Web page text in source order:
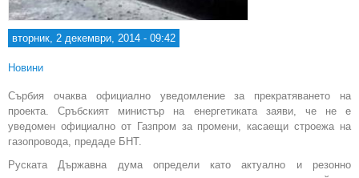
вторник, 2 декември, 2014 - 09:42
Новини
Сърбия очаква официално уведомление за прекратяването на
проекта. Сръбският министър на енергетиката заяви, че не е
уведомен официално от Газпром за промени, касаещи строежа на
газопровода, предаде БНТ.
Руската Държавна дума определи като актуално и резонно